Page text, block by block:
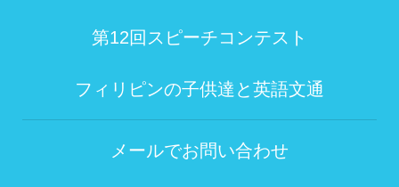
第12回スピーチコンテスト
フィリピンの子供達と英語文通
メールでお問い合わせ